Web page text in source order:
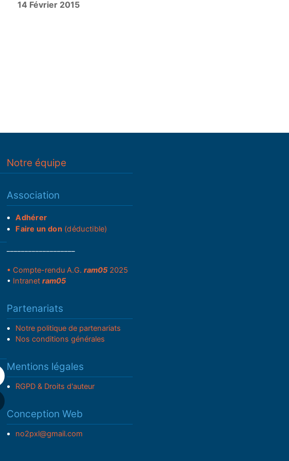
14 Février 2015
Notre équipe
Association
Adhérer
Faire un don(déductible)
• Compte-rendu A.G. ram052025
• Intranet ram05
Partenariats
Notre politique de partenariats
Nos conditions générales
Mentions légales
RGPD & Droits d'auteur
Conception Web
no2pxl@gmail.com